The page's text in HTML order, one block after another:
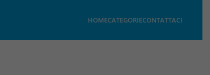
HOMECATEGORIECONTATTACI